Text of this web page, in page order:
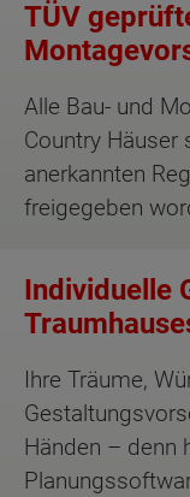
TÜV
Alle Bau- und
Country Häuser
anerkannten
freigegeben
Individuelle
Ihre Träume,
Händen – denn